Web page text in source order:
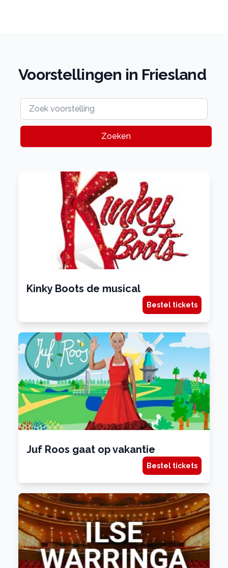
Voorstellingen in Friesland
Zoeken
Kinky Boots de musical
Bestel tickets
Juf Roos gaat op vakantie
Bestel tickets